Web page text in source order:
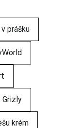
prášku
Grizly
krém